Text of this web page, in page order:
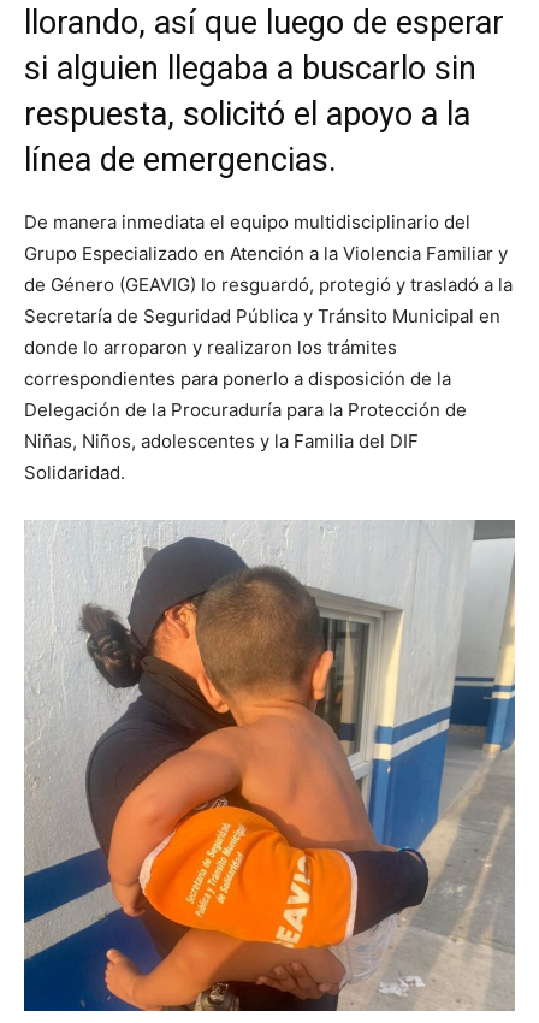
llorando, así que luego de esperar
si alguien llegaba a buscarlo sin
respuesta, solicitó el apoyo a la
línea de emergencias.
De manera inmediata el equipo multidisciplinario del
Grupo Especializado en Atención a la Violencia Familiar y
de Género (GEAVIG) lo resguardó, protegió y trasladó a la
Secretaría de Seguridad Pública y Tránsito Municipal en
donde lo arroparon y realizaron los trámites
correspondientes para ponerlo a disposición de la
Delegación de la Procuraduría para la Protección de
Niñas, Niños, adolescentes y la Familia del DIF
Solidaridad.